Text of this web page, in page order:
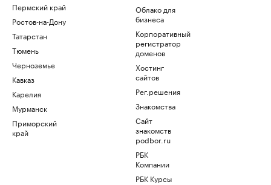
Пермский край
Ростов-на-Дону
Татарстан
Тюмень
Черноземье
Кавказ
Карелия
Мурманск
Приморский
край
Облако для
бизнеса
Корпоративный
регистратор
доменов
Хостинг
сайтов
Рег.решения
Знакомства
Сайт
знакомств
podbor.ru
РБК
Компании
РБК Курсы